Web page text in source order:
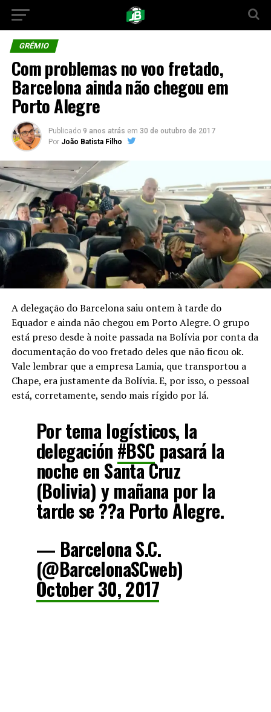
GRÊMIO
Com problemas no voo fretado,
Barcelona ainda não chegou em
Porto Alegre
Publicado 9 anos atrás em 30 de outubro de 2017
Por João Batista Filho
A delegação do Barcelona saiu ontem à tarde do
Equador e ainda não chegou em Porto Alegre. O grupo
está preso desde à noite passada na Bolívia por conta da
documentação do voo fretado deles que não ficou ok.
Vale lembrar que a empresa Lamia, que transportou a
Chape, era justamente da Bolívia. E, por isso, o pessoal
está, corretamente, sendo mais rígido por lá.
Por tema logísticos, la
delegación #BSC pasará la
noche en Santa Cruz
(Bolivia) y mañana por la
tarde se ??a Porto Alegre.
— Barcelona S.C.
(@BarcelonaSCweb)
October 30, 2017